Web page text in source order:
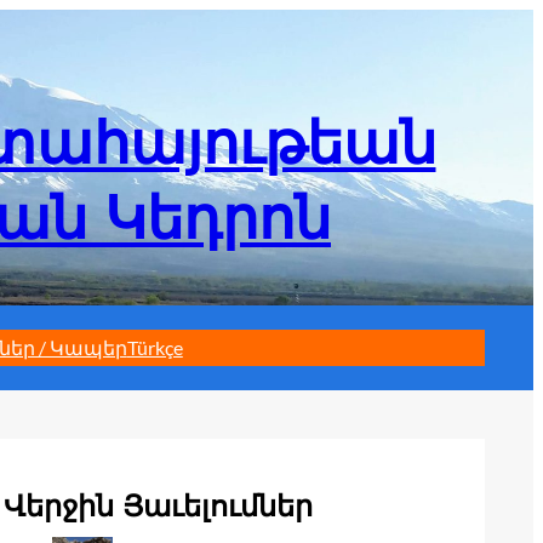
Կեդրոն
/ ԿապերTürkçe
Վերջին Յաւելումներ